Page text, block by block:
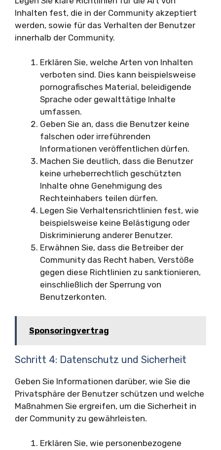
Inhalten fest, die in der Community akzeptiert
werden, sowie für das Verhalten der Benutzer
innerhalb der Community.
Erklären Sie, welche Arten von Inhalten
verboten sind. Dies kann beispielsweise
pornografisches Material, beleidigende
Sprache oder gewalttätige Inhalte
umfassen.
Geben Sie an, dass die Benutzer keine
falschen oder irreführenden
Informationen veröffentlichen dürfen.
Machen Sie deutlich, dass die Benutzer
keine urheberrechtlich geschützten
Inhalte ohne Genehmigung des
Rechteinhabers teilen dürfen.
Legen Sie Verhaltensrichtlinien fest, wie
beispielsweise keine Belästigung oder
Diskriminierung anderer Benutzer.
Erwähnen Sie, dass die Betreiber der
Community das Recht haben, Verstöße
gegen diese Richtlinien zu sanktionieren,
einschließlich der Sperrung von
Benutzerkonten.
Sponsoringvertrag
Schritt 4: Datenschutz und Sicherheit
Geben Sie Informationen darüber, wie Sie die
Privatsphäre der Benutzer schützen und welche
Maßnahmen Sie ergreifen, um die Sicherheit in
der Community zu gewährleisten.
Erklären Sie, wie personenbezogene